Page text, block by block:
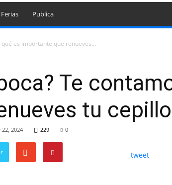
Publica
es importante que renueves...
Te
tu
2024 229 0
tweet